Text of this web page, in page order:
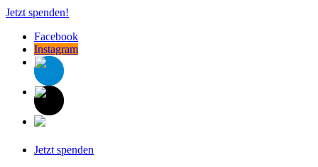
Jetzt spenden!
Facebook
Instagram
Jetzt spenden